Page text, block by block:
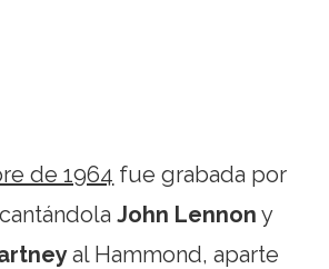
de 1964 fue grabada por
John Lennon y
al Hammond, aparte